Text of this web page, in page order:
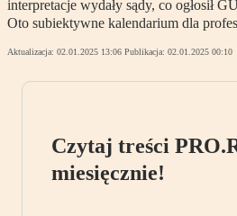
interpretacje wydały sądy, co ogłosił
Oto subiektywne kalendarium dla
Aktualizacja: 02.01.2025 13:06 Publikacja: 02.01.2025 00:10
Czytaj treści
miesięcznie!